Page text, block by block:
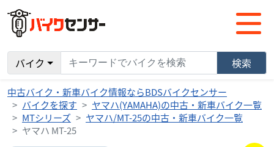
バイク 検索
中古バイク・新車バイク情報ならBDSバイクセンサー
バイクを探す
ヤマハ(YAMAHA)の中古・新車バイク一覧
MTシリーズ
ヤマハ/MT-25の中古・新車バイク一覧
ヤマハ MT-25